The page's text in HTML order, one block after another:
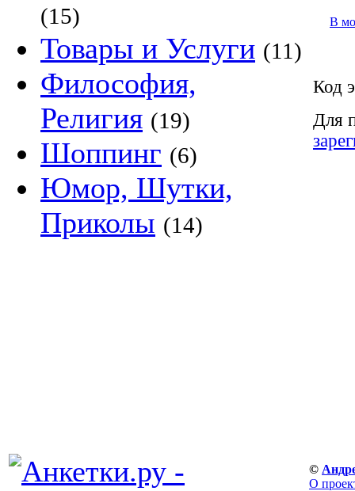
(15)
Товары и Услуги (11)
Философия,
Религия (19)
Шоппинг (6)
Юмор, Шутки,
Приколы (14)
В
Код
Для
©
О